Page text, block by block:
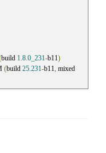
build 1.8.0_231-b11)
(build 25.231-b11, mixed